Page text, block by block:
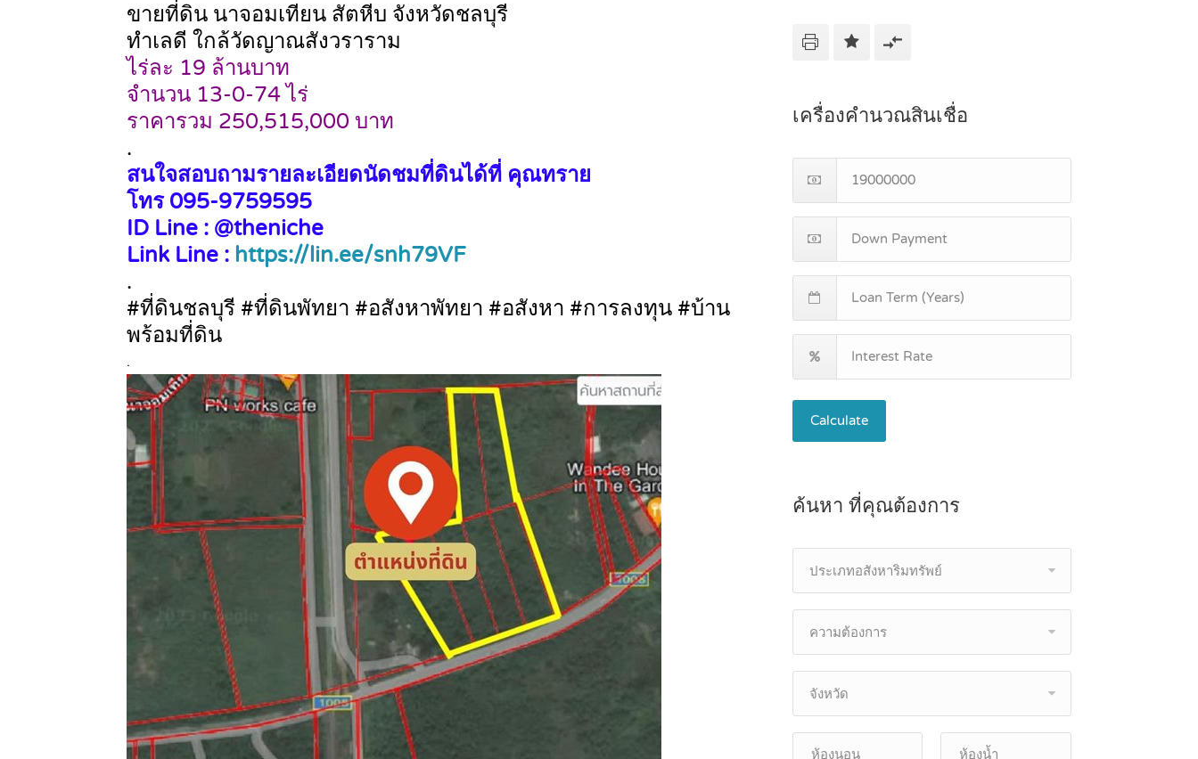
ขายที่ดิน นาจอมเทียน สัตหีบ จังหวัดชลบุรี
ทำเลดี ใกล้วัดญาณสังวราราม
ไร่ละ 19 ล้านบาท
จำนวน 13-0-74 ไร่
ราคารวม 250,515,000 บาท
.
สนใจสอบถามรายละเอียดนัดชมที่ดินได้ที่ คุณทราย
โทร 095-9759595
ID Line : @theniche
Link Line : https://lin.ee/snh79VF
.
#ที่ดินชลบุรี #ที่ดินพัทยา #อสังหาพัทยา #อสังหา #การลงทุน #บ้าน
พร้อมที่ดิน
.
เครื่องคำนวณสินเชื่อ
Calculate
ค้นหา ที่คุณต้องการ
ประเภทอสังหาริมทรัพย์
ความต้องการ
จังหวัด